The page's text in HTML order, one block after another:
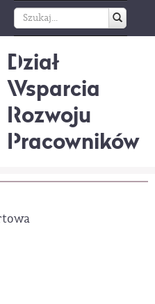
Dział
Wsparcia
Rozwoju
Pracowników